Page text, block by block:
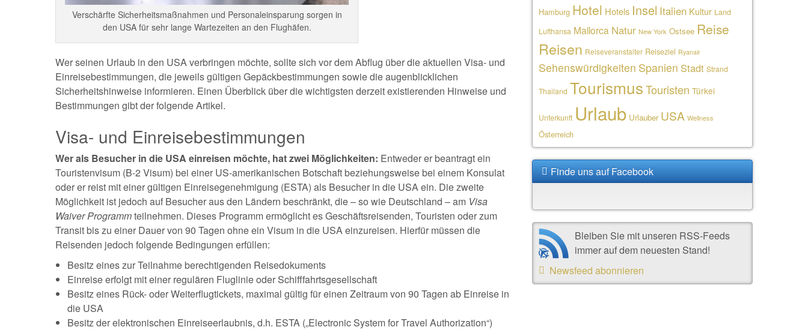
Verschärfte Sicherheitsmaßnahmen und Personaleinsparung sorgen in
den USA für sehr lange Wartezeiten an den Flughäfen.
Wer seinen Urlaub in den USA verbringen möchte, sollte sich vor dem Abflug über die aktuellen Visa- und
Einreisebestimmungen, die jeweils gültigen Gepäckbestimmungen sowie die augenblicklichen
Sicherheitshinweise informieren. Einen Überblick über die wichtigsten derzeit existierenden Hinweise und
Bestimmungen gibt der folgende Artikel.
Visa- und Einreisebestimmungen
Wer als Besucher in die USA einreisen möchte, hat zwei Möglichkeiten: Entweder er beantragt ein
Touristenvisum (B-2 Visum) bei einer US-amerikanischen Botschaft beziehungsweise bei einem Konsulat
oder er reist mit einer gültigen Einreisegenehmigung (ESTA) als Besucher in die USA ein. Die zweite
Möglichkeit ist jedoch auf Besucher aus den Ländern beschränkt, die – so wie Deutschland – am Visa
Waiver Programmteilnehmen. Dieses Programm ermöglicht es Geschäftsreisenden, Touristen oder zum
Transit bis zu einer Dauer von 90 Tagen ohne ein Visum in die USA einzureisen. Hierfür müssen die
Reisenden jedoch folgende Bedingungen erfüllen:
Besitz eines zur Teilnahme berechtigenden Reisedokuments
Einreise erfolgt mit einer regulären Fluglinie oder Schifffahrtsgesellschaft
Besitz eines Rück- oder Weiterflugtickets, maximal gültig für einen Zeitraum von 90 Tagen ab Einreise in
die USA
Besitz der elektronischen Einreiseerlaubnis, d.h. ESTA („Electronic System for Travel Authorization“)
Hamburg Hotel Hotels Insel Italien Kultur Land
Lufthansa Mallorca Natur New York Ostsee Reise
Reisen Reiseveranstalter Reiseziel Ryanair
Sehenswürdigkeiten Spanien Stadt Strand
Thailand Tourismus Touristen Türkei
Unterkunft Urlaub Urlauber USA Wellness
Österreich
Finde uns auf Facebook
Bleiben Sie mit unseren RSS-Feeds
immer auf dem neuesten Stand!
Newsfeed abonnieren